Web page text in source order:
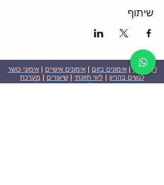
שיתוף
דף הבית|אימונים בזום |אימונים אישיים |אימוני כושר
לנשים בהריון |ליווי תזונתי |שיעורים | מערכת
שבועית-אימונים בזום|תוכניות ומחירים|סרטוני